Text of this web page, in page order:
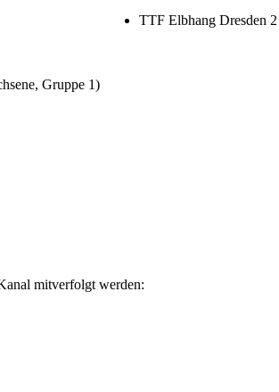
TTF Elbhang Dresden
Gruppe 1)
mitverfolgt werden: